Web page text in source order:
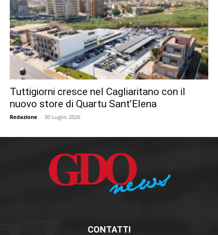
Tuttigiorni cresce nel Cagliaritano con il
nuovo store di Quartu Sant’Elena
Redazione - 30 Luglio 2026
CONTATTI